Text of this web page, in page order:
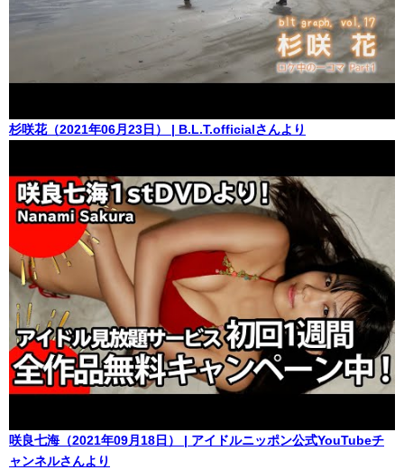
杉咲花（2021年06月23日） | B.L.T.officialさんより
咲良七海（2021年09月18日） | アイドルニッポン公式YouTubeチ
ャンネルさんより